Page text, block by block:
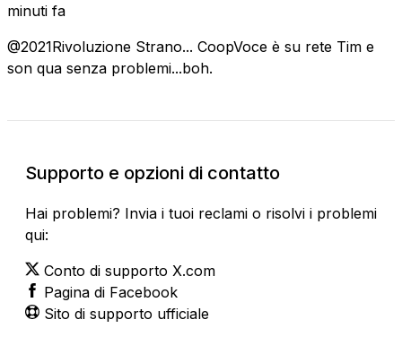
minuti fa
@2021Rivoluzione Strano... CoopVoce è su rete Tim e
son qua senza problemi...boh.
Supporto e opzioni di contatto
Hai problemi? Invia i tuoi reclami o risolvi i problemi
qui:
Conto di supporto X.com
Pagina di Facebook
Sito di supporto ufficiale